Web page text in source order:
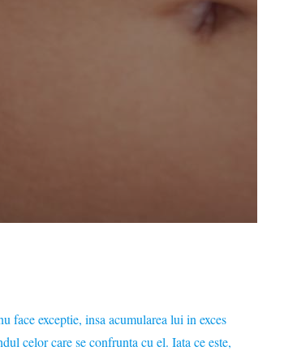
face exceptie, insa acumularea lui in exces
celor care se confrunta cu el. Iata ce este,